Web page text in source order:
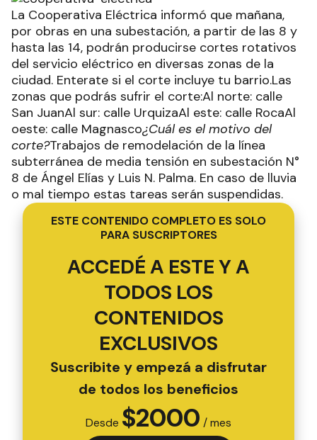
La Cooperativa Eléctrica informó que mañana,
por obras en una subestación, a partir de las 8 y
hasta las 14, podrán producirse cortes rotativos
del servicio eléctrico en diversas zonas de la
ciudad. Enterate si el corte incluye tu barrio.Las
zonas que podrás sufrir el corte:Al norte: calle
San JuanAl sur: calle UrquizaAl este: calle RocaAl
oeste: calle Magnasco¿Cuál es el motivo del
corte?Trabajos de remodelación de la línea
subterránea de media tensión en subestación N°
8 de Ángel Elías y Luis N. Palma. En caso de lluvia
o mal tiempo estas tareas serán suspendidas.
ESTE CONTENIDO COMPLETO ES SOLO
PARA SUSCRIPTORES
ACCEDÉ A ESTE Y A
TODOS LOS
CONTENIDOS
EXCLUSIVOS
Suscribite y empezá a disfrutar
de todos los beneficios
Desde $2000 / mes